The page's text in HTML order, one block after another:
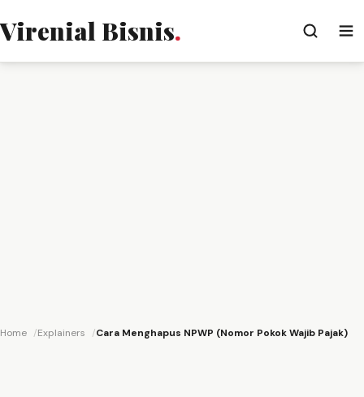
Virenial Bisnis.
Home Explainers Cara Menghapus NPWP (Nomor Pokok Wajib Pajak)